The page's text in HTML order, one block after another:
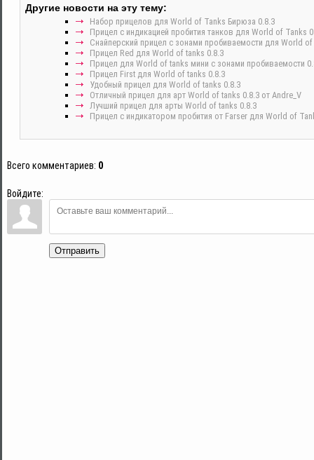
Другие новости на эту тему:
Набор прицелов для World of Tanks Бирюза 0.8.3
Прицел с индикацией пробития танков для World of Tanks
Снайперский прицел с зонами пробиваемости для World of
Прицел Red для World of tanks 0.8.3
Прицел для World of tanks мини с зонами пробиваемости
Прицел First для World of tanks 0.8.3
Удобный прицел для World of tanks 0.8.3
Отличный прицел для арт World of tanks 0.8.3 от Andre_V
Лучший прицел для арты World of tanks 0.8.3
Прицел с индикатором пробития от Farser для World of
Всего комментариев: 0
Войдите:
Отправить